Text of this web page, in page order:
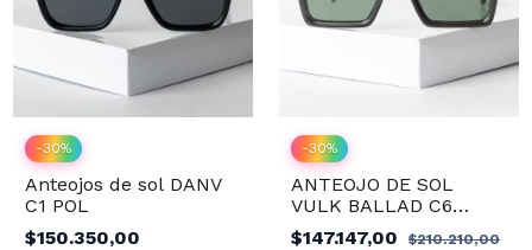
-30%
Anteojos de sol DANV
C1 POL
$150.350,00
-30%
ANTEOJO DE SOL
VULK BALLAD C6
POLARIZED
$147.147,00 $210.210,00